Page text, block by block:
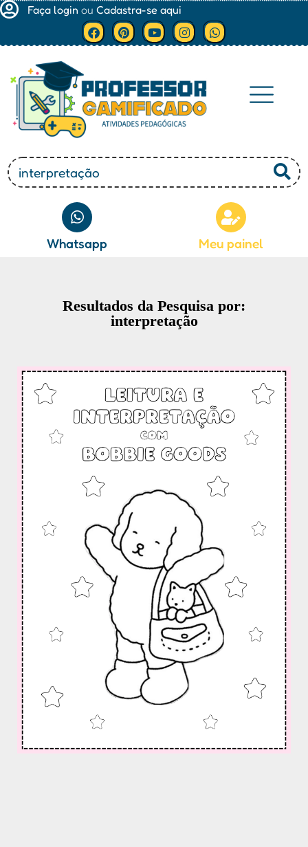
Faça login ou Cadastra-se aqui
Whatsapp Meu painel
Resultados da Pesquisa por:
interpretação